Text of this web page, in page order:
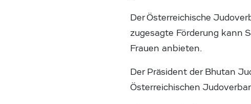
Der Österreichische
zugesagte Förderung kann
Frauen anbieten.
Der Präsident der Bhutan
Österreichischen